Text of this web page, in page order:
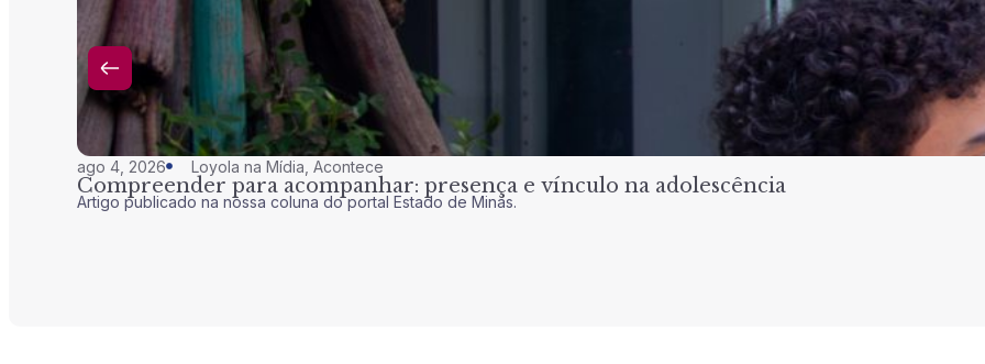
ago 4, 2026 Loyola na Mídia Acontece
Compreender para acompanhar: presença e vínculo na adolescência
Artigo publicado na nossa coluna do portal Estado de Minas.